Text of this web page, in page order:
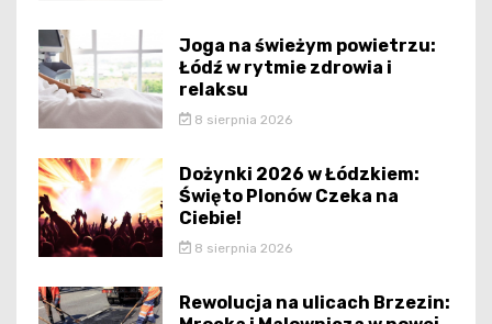
Joga na świeżym powietrzu:
Łódź w rytmie zdrowia i
relaksu
8 sierpnia 2026
Dożynki 2026 w Łódzkiem:
Święto Plonów Czeka na
Ciebie!
8 sierpnia 2026
Rewolucja na ulicach Brzezin: